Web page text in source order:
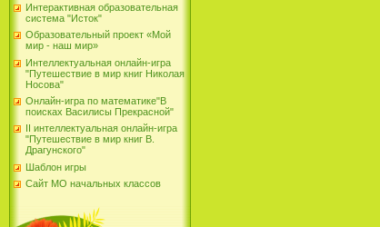
Интерактивная образовательная
система "Исток"
Образовательный проект «Мой
мир - наш мир»
Интеллектуальная онлайн-игра
"Путешествие в мир книг Николая
Носова"
Онлайн-игра по математике"В
поисках Василисы Прекрасной"
II интеллектуальная онлайн-игра
"Путешествие в мир книг В.
Драгунского"
Шаблон игры
Сайт МО начальных классов